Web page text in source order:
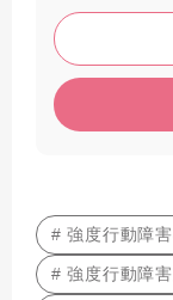
# 強度行動障
# 強度行動障